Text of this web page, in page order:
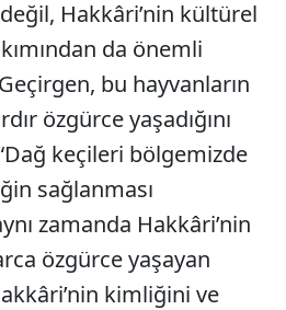
Hakkâri’nin kültürel
da önemli
bu hayvanların
özgürce yaşadığını
keçileri bölgemizde
sağlanması
zamanda Hakkâri’nin
özgürce yaşayan
kimliğini ve